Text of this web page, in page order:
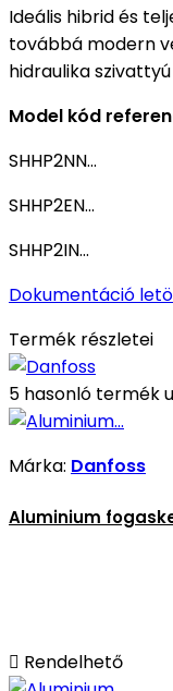
Ideális hibrid és
továbbá modern
hidraulika
Model kód
SHHP2NN...
SHHP2EN...
SHHP2IN...
Dokumentáció
Termék részletei
5 hasonló termék
Márka: Danfoss
Aluminium
 Rendelhető